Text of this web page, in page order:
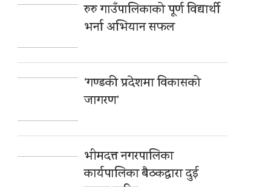
रुरु गाउँपालिकाको पूर्ण विद्यार्थी
भर्ना अभियान सफल
‘गण्डकी प्रदेशमा विकासको
जागरण’
भीमदत्त नगरपालिका
कार्यपालिका बैठकद्वारा दुई